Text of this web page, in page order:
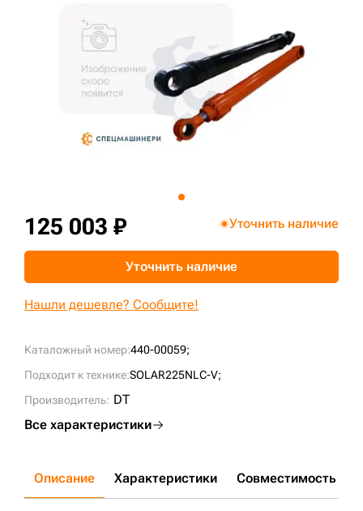
Каталожный номер:440-00059;
Подходит к технике:SOLAR225NLC-V;
Производитель: DT
Все характеристики
125 003 ₽ Уточнить наличие
Уточнить наличие
Нашли дешевле? Сообщите!
Описание Характеристики Совместимость
sksale@skdst.ru
+7 (499) 394-50-93